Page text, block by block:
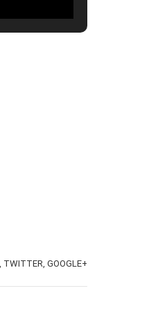
TWITTER, GOOGLE+